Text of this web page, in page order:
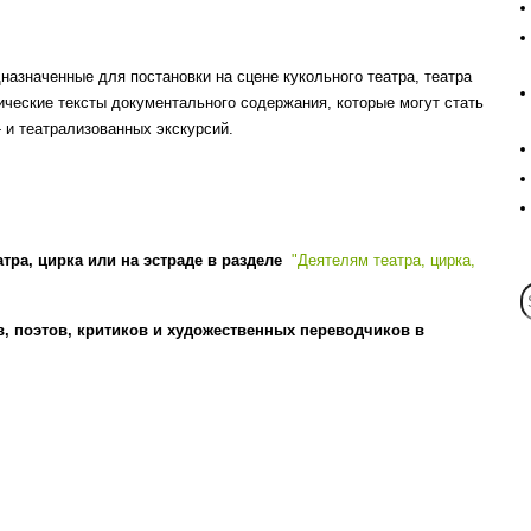
для постановки на сцене кукольного театра, театра
тексты документального содержания, которые могут стать
театрализованных экскурсий.
цирка или на эстраде в разделе "Деятелям театра, цирка,
поэтов, критиков и художественных переводчиков в